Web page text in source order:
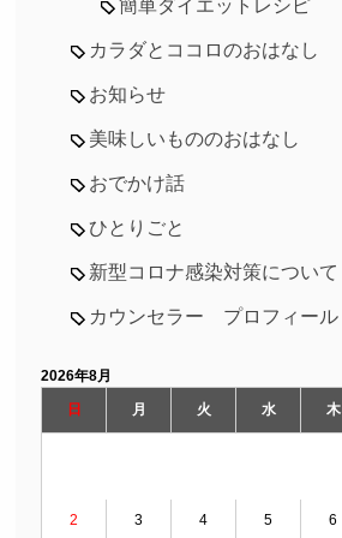
簡単ダイエットレシピ
カラダとココロのおはなし
お知らせ
美味しいもののおはなし
おでかけ話
ひとりごと
新型コロナ感染対策について
カウンセラー プロフィール
2026年8月
日
月 火 水 木
2 3 4 5 6